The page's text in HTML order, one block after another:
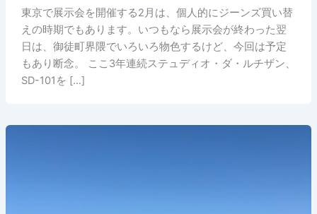
東京で展示会を開催する2月は、個人的にジーンズ買い替
えの時期でもあります。いつもなら展示会が終わった翌
日は、御徒町界隈でいろいろ物色するけど、今回は予定
もあり断念。 ここ3年連続ステュディオ・ダ・ルチザン、
SD-101を […]